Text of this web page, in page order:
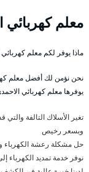
معلم كهربائي
ماذا يوفر لكم معلم
نحن نؤمن لك أفضل معلم
يوفرها معلم كهربائي
تغير الأسلاك التالفة
وبسعر رخيص
حل مشكلة رعشة الكهرباء
نوفر خدمة تمديد الكهرباء